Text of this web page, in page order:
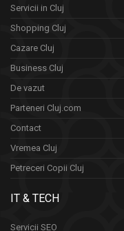
Servicii in Cluj
Shopping Cluj
Cazare Cluj
Business Cluj
De vazut
Parteneri Cluj.com
Contact
Vremea Cluj
Petreceri Copii Cluj
IT & TECH
Servicii SEO